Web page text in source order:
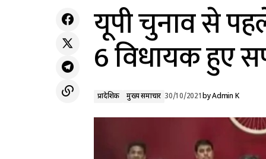
यूपी चुनाव से
6 विधायक हुए
प्रादेशिक मुख्य समाचार 30/10/2021byAdmin K